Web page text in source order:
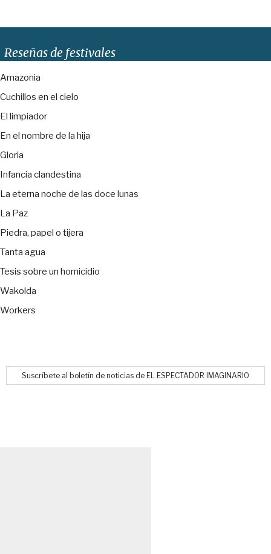
Reseñas de festivales
Amazonia
Cuchillos en el cielo
El limpiador
En el nombre de la hija
Gloria
Infancia clandestina
La eterna noche de las doce lunas
La Paz
Piedra, papel o tijera
Tanta agua
Tesis sobre un homicidio
Wakolda
Workers
Suscríbete al boletín de noticias de EL ESPECTADOR IMAGINARIO